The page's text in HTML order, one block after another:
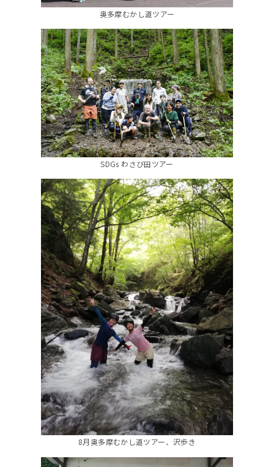
奥多摩むかし道ツアー
SDGs わさび田ツアー
8月奥多摩むかし道ツアー、沢歩き